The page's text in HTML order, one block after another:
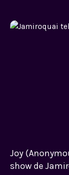
Joy
show de